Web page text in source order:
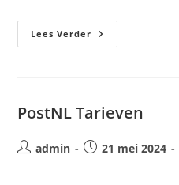
Lees Verder L1-
Logo
PostNL Tarieven
Bericht
admin
Bericht21 mei 2024